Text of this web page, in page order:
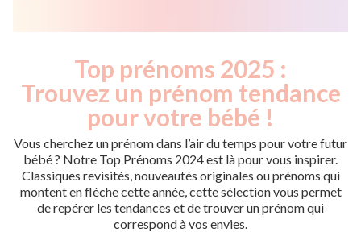
Top prénoms 2025 :
Trouvez un prénom tendance
pour votre bébé !
Vous cherchez un prénom dans l’air du temps pour votre futur
bébé ? Notre Top Prénoms 2024 est là pour vous inspirer.
Classiques revisités, nouveautés originales ou prénoms qui
montent en flèche cette année, cette sélection vous permet
de repérer les tendances et de trouver un prénom qui
correspond à vos envies.